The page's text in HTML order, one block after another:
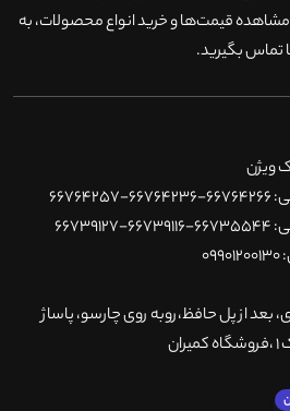
مشاهده قیمت‌ها و خرید انواع محصولات، به
تماس بگیرید.
ویژن
بعد از پل حافظ،روبه روی چارسو، پاساژ